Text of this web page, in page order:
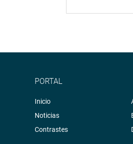
PORTAL
Inicio
Noticias
Contrastes